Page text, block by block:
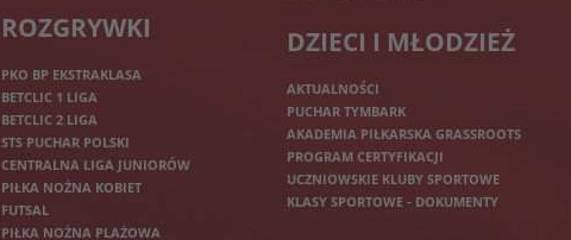
ROZGRYWKI
PKO BP EKSTRAKLASA
BETCLIC 1 LIGA
BETCLIC 2 LIGA
STS PUCHAR POLSKI
CENTRALNA LIGA JUNIORÓW
PIŁKA NOŻNA KOBIET
FUTSAL
PIŁKA NOŻNA PLAŻOWA
DZIECI I MŁODZIEŻ
AKTUALNOŚCI
PUCHAR TYMBARK
AKADEMIA PIŁKARSKA GRASSROOTS
PROGRAM CERTYFIKACJI
UCZNIOWSKIE KLUBY SPORTOWE
KLASY SPORTOWE - DOKUMENTY